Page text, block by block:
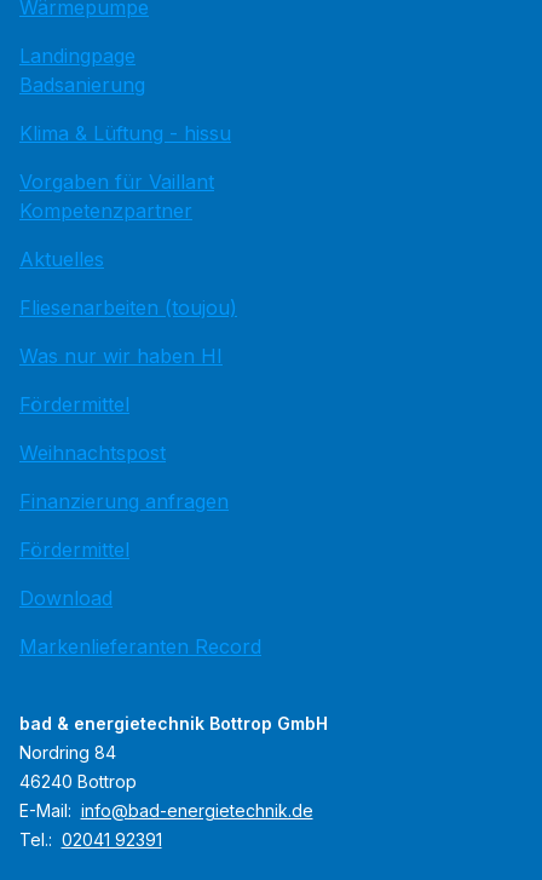
Wärmepumpe
Landingpage
Badsanierung
Klima & Lüftung - hissu
Vorgaben für Vaillant
Kompetenzpartner
Aktuelles
Fliesenarbeiten (toujou)
Was nur wir haben HI
Fördermittel
Weihnachtspost
Finanzierung anfragen
Fördermittel
Download
Markenlieferanten Record
bad & energietechnik Bottrop GmbH
Nordring 84
46240 Bottrop
E-Mail: info@bad-energietechnik.de
Tel.: 02041 92391